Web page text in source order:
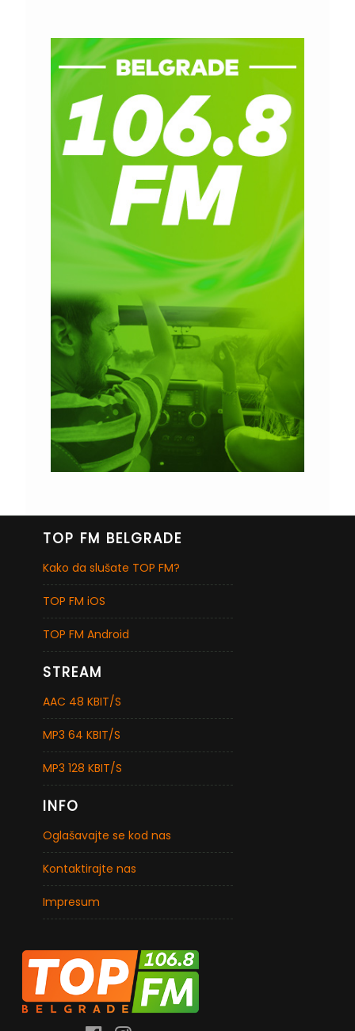
TOP FM BELGRADE
Kako da slušate TOP FM?
TOP FM iOS
TOP FM Android
STREAM
AAC 48 KBIT/S
MP3 64 KBIT/S
MP3 128 KBIT/S
INFO
Oglašavajte se kod nas
Kontaktirajte nas
Impresum